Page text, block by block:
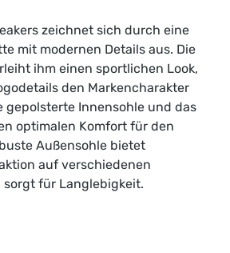
zeichnet sich durch eine
mit modernen Details aus. Die
ihm einen sportlichen Look,
den Markencharakter
gepolsterte Innensohle und das
optimalen Komfort für den
Außensohle bietet
auf verschiedenen
für Langlebigkeit.